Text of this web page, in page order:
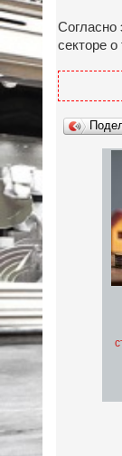
Согласно
секторе